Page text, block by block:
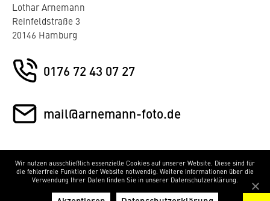
Lothar Arnemann
Reinfeldstraße 3
20146 Hamburg
0176 72 43 07 27
mail@arnemann-foto.de
DATENSCHUTZ IMPRESSUM
Wir nutzen ausschließlich essenzielle Cookies auf unserer Website. Diese sind für
die fehlerfreie Funktion der Website notwendig. Weitere Informationen über die
Verwendung Ihrer Daten finden Sie in unserer Datenschutzerklärung.